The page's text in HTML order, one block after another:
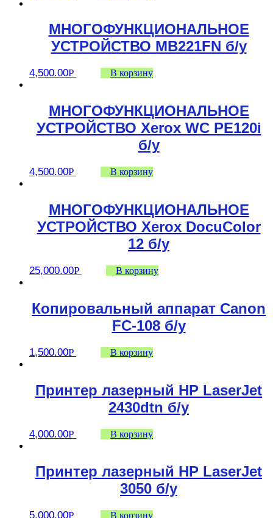
МНОГОФУНКЦИОНАЛЬНОЕ
УСТРОЙСТВО MB221FN б/у
4,500.00Р В корзину
МНОГОФУНКЦИОНАЛЬНОЕ
УСТРОЙСТВО Xerox WC PE120i
б/у
4,500.00Р В корзину
МНОГОФУНКЦИОНАЛЬНОЕ
УСТРОЙСТВО Xerox DocuColor
12 б/у
25,000.00Р В корзину
Копировальный аппарат Canon
FC-108 б/у
1,500.00Р В корзину
Принтер лазерный HP LaserJet
2430dtn б/у
4,000.00Р В корзину
Принтер лазерный HP LaserJet
3050 б/у
5,000.00Р В корзину